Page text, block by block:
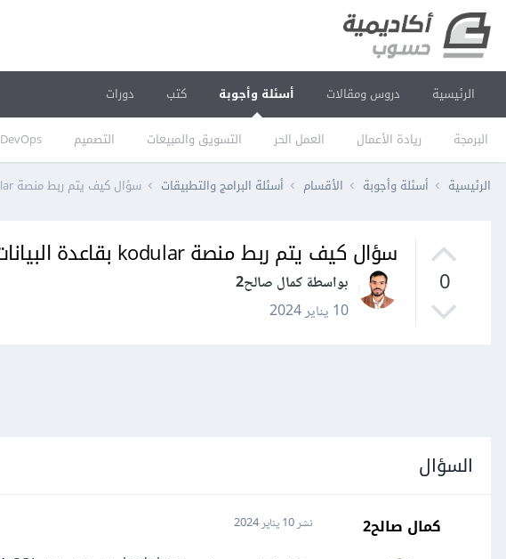
الرئيسية دروس ومقالات أسئلة وأجوبة
البرمجة ريادة الأعمال العمل الحر التسويق والمبيعات التصميم DevOps
كتب دورات
الرئيسية أسئلة وأجوبة الأقسام أسئلة البرامج والتطبيقات سؤال كيف يتم ربط منصة kodular بقاعدة البيانات MySQL؟
0
سؤال كيف يتم ربط منصة kodular بقاعدة البيانات MySQL؟
بواسطة كمال صالح2
10 يناير 2024
السؤال
كمال صالح2 نشر10 يناير 2024